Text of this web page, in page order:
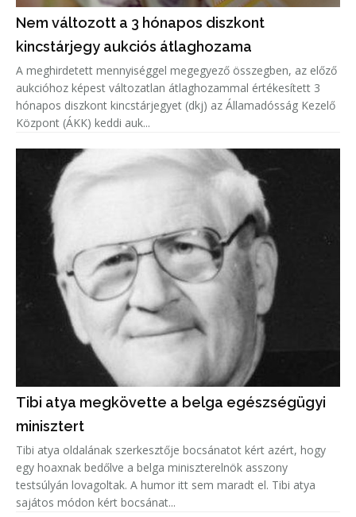
Nem változott a 3 hónapos diszkont
kincstárjegy aukciós átlaghozama
A meghirdetett mennyiséggel megegyező összegben, az előző
aukcióhoz képest változatlan átlaghozammal értékesített 3
hónapos diszkont kincstárjegyet (dkj) az Államadósság Kezelő
Központ (ÁKK) keddi auk...
Tibi atya megkövette a belga egészségügyi
minisztert
Tibi atya oldalának szerkesztője bocsánatot kért azért, hogy
egy hoaxnak bedőlve a belga miniszterelnök asszony
testsúlyán lovagoltak. A humor itt sem maradt el. Tibi atya
sajátos módon kért bocsánat...